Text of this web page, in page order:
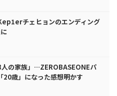
チェヒョンのエンディング
人の家族」…ZEROBASEONEパ
20歳」になった感想明かす